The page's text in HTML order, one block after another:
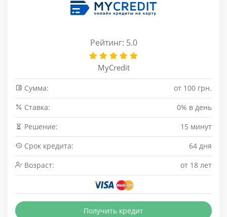
Рейтинг: 5.0
MyCredit
Сумма:
от 100 грн.
Cтавка:
0% в день
Решение:
15 минут
Срок кредита:
64 дня
Возраст:
от 18 лет
Получить кредит